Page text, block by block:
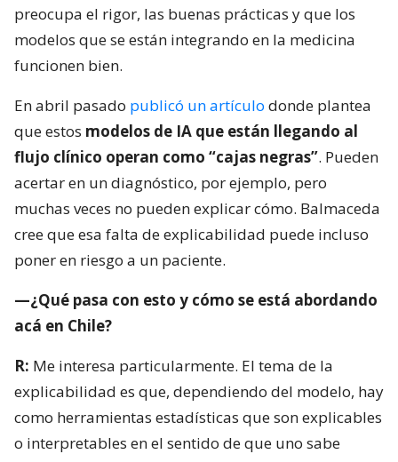
preocupa el rigor, las buenas prácticas y que los
modelos que se están integrando en la medicina
funcionen bien.
En abril pasado publicó un artículo donde plantea
que estos modelos de IA que están llegando al
flujo clínico operan como “cajas negras”. Pueden
acertar en un diagnóstico, por ejemplo, pero
muchas veces no pueden explicar cómo. Balmaceda
cree que esa falta de explicabilidad puede incluso
poner en riesgo a un paciente.
—¿Qué pasa con esto y cómo se está abordando
acá en Chile?
R: Me interesa particularmente. El tema de la
explicabilidad es que, dependiendo del modelo, hay
como herramientas estadísticas que son explicables
o interpretables en el sentido de que uno sabe